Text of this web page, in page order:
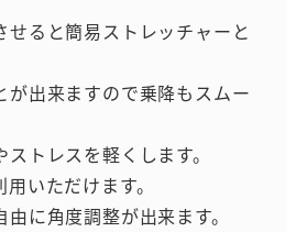
せると簡易ストレッチャーと
が出来ますので乗降もスムー
トレスを軽くします。
いただけます。
に角度調整が出来ます。